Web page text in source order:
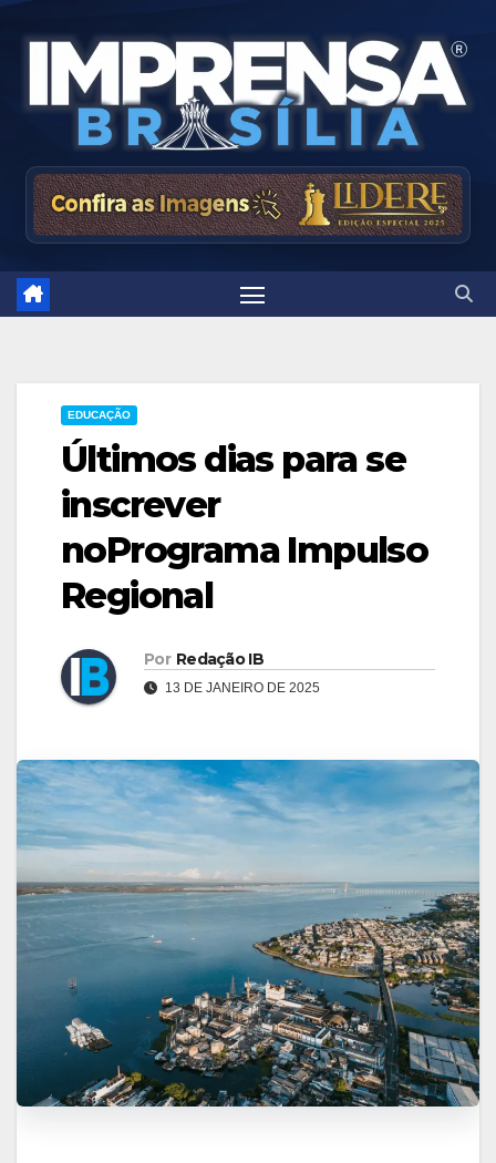
EDUCAÇÃO
Últimos dias para se
inscrever
noPrograma Impulso
Regional
Por Redação IB
13 DE JANEIRO DE 2025